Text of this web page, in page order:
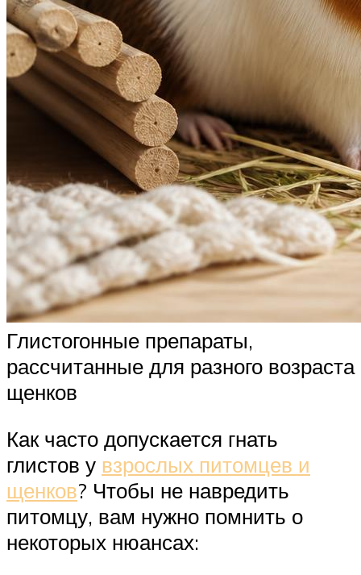
Глистогонные препараты,
рассчитанные для разного возраста
щенков
Как часто допускается гнать
глистов у взрослых питомцев и
щенков? Чтобы не навредить
питомцу, вам нужно помнить о
некоторых нюансах: